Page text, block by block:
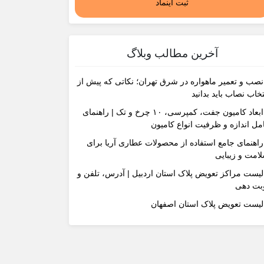
ثبت اینماد
آخرین مطالب وبلاگ
نصب و تعمیر ماهواره در شرق تهران؛ نکاتی که پیش از
نصاب باید بدانید
ابعاد کامیون جفت، کمپرسی، ۱۰ چرخ و تک | راهنمای
اندازه و ظرفیت انواع کامیون
راهنمای جامع استفاده از محصولات عطاری آریا برای
و زیبایی
لیست مراکز تعویض پلاک استان اردبیل | آدرس، تلفن و
دهی
لیست تعویض پلاک استان اصفهان